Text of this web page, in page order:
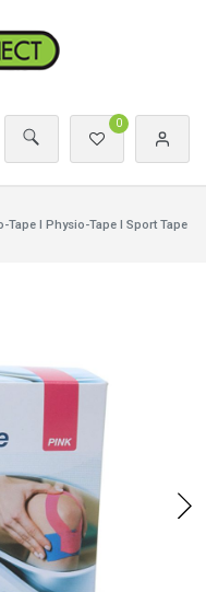
0
Tape I Physio-Tape I Sport Tape